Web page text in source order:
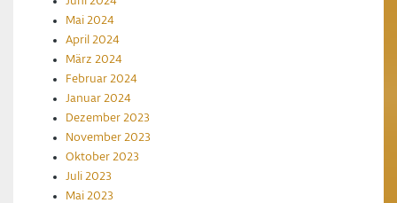
Mai 2024
April 2024
März 2024
Februar 2024
Januar 2024
Dezember 2023
November 2023
Oktober 2023
Juli 2023
Mai 2023